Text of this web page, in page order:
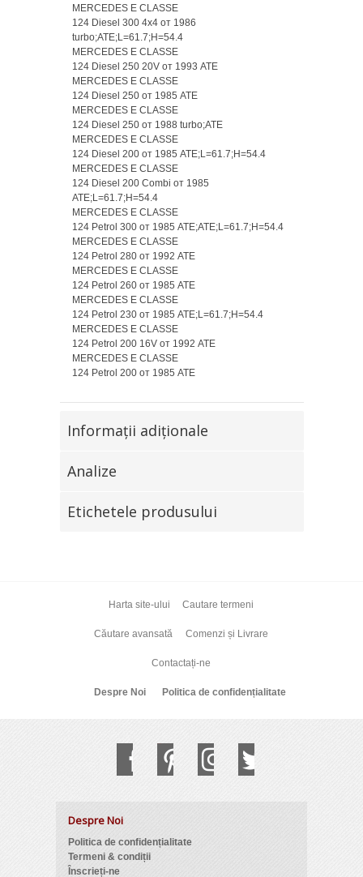
MERCEDES E CLASSE
124 Diesel 300 4x4 от 1986
turbo;ATE;L=61.7;H=54.4
MERCEDES E CLASSE
124 Diesel 250 20V от 1993 ATE
MERCEDES E CLASSE
124 Diesel 250 от 1985 ATE
MERCEDES E CLASSE
124 Diesel 250 от 1988 turbo;ATE
MERCEDES E CLASSE
124 Diesel 200 от 1985 ATE;L=61.7;H=54.4
MERCEDES E CLASSE
124 Diesel 200 Combi от 1985
ATE;L=61.7;H=54.4
MERCEDES E CLASSE
124 Petrol 300 от 1985 ATE;ATE;L=61.7;H=54.4
MERCEDES E CLASSE
124 Petrol 280 от 1992 ATE
MERCEDES E CLASSE
124 Petrol 260 от 1985 ATE
MERCEDES E CLASSE
124 Petrol 230 от 1985 ATE;L=61.7;H=54.4
MERCEDES E CLASSE
124 Petrol 200 16V от 1992 ATE
MERCEDES E CLASSE
124 Petrol 200 от 1985 ATE
Informaţii adiţionale
Analize
Etichetele produsului
Harta site-ului Cautare termeni
Căutare avansată Comenzi și Livrare
Contactați-ne
Despre Noi Politica de confidențialitate
Despre Noi
Politica de confidențialitate
Termeni & condiții
Înscrieți-ne